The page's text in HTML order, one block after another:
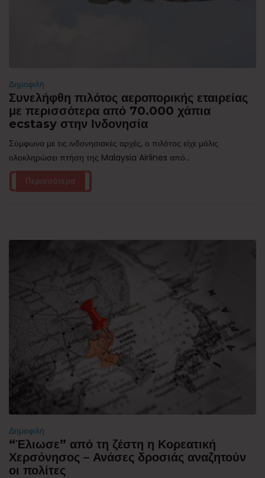
Δημοφιλή
Συνελήφθη πιλότος αεροπορικής εταιρείας
με περισσότερα από 70.000 χάπια
ecstasy στην Ινδονησία
Σύμφωνα με τις ινδονησιακές αρχές, ο πιλότος είχε μόλις
ολοκληρώσει πτήση της Malaysia Airlines από...
Περισσότερα
Δημοφιλή
“Έλιωσε” από τη ζέστη η Κορεατική
Χερσόνησος – Ανάσες δροσιάς αναζητούν
οι πολίτες